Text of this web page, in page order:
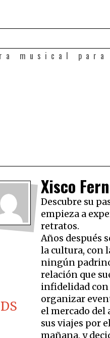
musical
Xisco
Descubre su
empieza a
retratos.
Años después
la cultura, con
ningún
relación que
infidelidad con
organizar
el mercado del
sus viajes por
mañana, y